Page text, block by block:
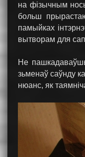
на фізычным
больш
памыйках
вытворам для
Не
зьменаў саўнду
нюанс, як